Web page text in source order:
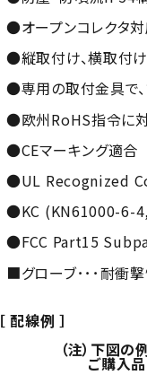
●オープンコレクタ対
●縦取付け、横取付
●専用の取付金具で
●欧州RoHS指令に対
●CEマーキング適合
●UL Recognized
●KC (KN61000-6-
●FCC Part15
■グローブ･･･耐衝撃
［ 配線例 ］
（注）下図の例は
ご購入品につきま